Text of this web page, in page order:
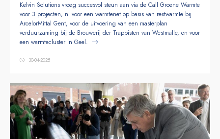
Kelvin Solutions vroeg succesvol steun aan via de Call Groene Warmte
voor 3 projecten, nl voor een warmtenet op basis van restwarmte bij
ArcelorMittal Gent, voor de uitvoering van een masterplan
verduurzaming bij de Brouwerij der Trappisten van Westmalle, en voor
een warmtecluster in Geel.
30-04-2025